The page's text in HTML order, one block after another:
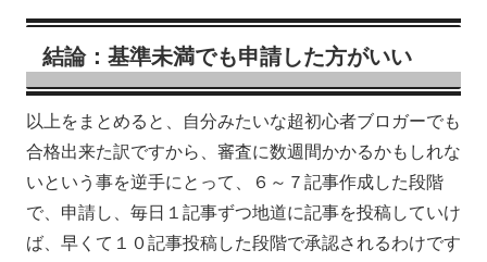
結論：基準未満でも申請した方がいい
以上をまとめると、自分みたいな超初心者ブロガーでも
合格出来た訳ですから、審査に数週間かかるかもしれな
いという事を逆手にとって、６～７記事作成した段階
で、申請し、毎日１記事ずつ地道に記事を投稿していけ
ば、早くて１０記事投稿した段階で承認されるわけです